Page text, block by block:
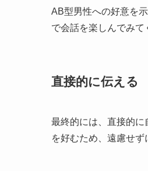
AB型男性への好意を
で会話を楽しんでみて
直接的に伝える
最終的には、直接的
を好むため、遠慮せず